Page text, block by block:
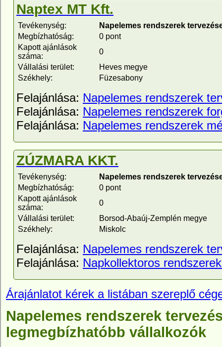
Naptex MT Kft.
Tevékenység:
Napelemes rendszerek
Megbízhatóság:
0 pont
Kapott ajánlások
száma:
0
Vállalási terület:
Heves megye
Székhely:
Füzesabony
Felajánlása: Napelemes rendszerek
Felajánlása: Napelemes rendszerek
Felajánlása: Napelemes rendszerek
ZÚZMARA KKT.
Tevékenység:
Napelemes rendszerek
Megbízhatóság:
0 pont
Kapott ajánlások
száma:
0
Vállalási terület:
Borsod-Abaúj-Zemplén megye
Székhely:
Miskolc
Felajánlása: Napelemes rendszerek
Felajánlása: Napkollektoros
Árajánlatot kérek a listában szereplő
Napelemes rendszerek
legmegbízhatóbb vállalkozók